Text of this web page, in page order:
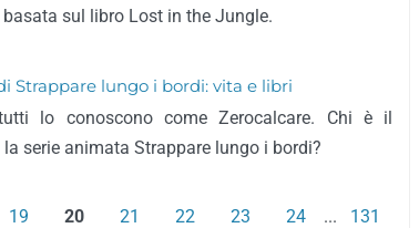
sul libro Lost in the Jungle.
Strappare lungo i bordi: vita e libri
lo conoscono come Zerocalcare. Chi è il
serie animata Strappare lungo i bordi?
19 20 21 22 23 24 ... 131